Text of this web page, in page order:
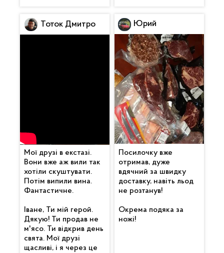
Мої друзі в екстазі.
Вони вже аж вили так
хотіли скуштувати.
Потім випили вина.
Фантастичне.
Іване, Ти мій герой.
Дякую! Ти продав не
м'ясо. Ти відкрив день
свята. Мої друзі
щасливі, і я через це
Тоток Дмитро
Посилочку вже
отримав, дуже
вдячний за швидку
доставку, навіть льод
не розтанув!
Окрема подяка за
ножі!
Юрий